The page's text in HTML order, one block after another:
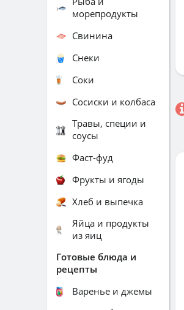
морепродукты
Свинина
Снеки
Соки
Сосиски и колбаса
Травы, специи и
соусы
Фаст-фуд
Фрукты и ягоды
Хлеб и выпечка
Яйца и продукты
из яиц
Готовые блюда и
рецепты
Варенье и джемы